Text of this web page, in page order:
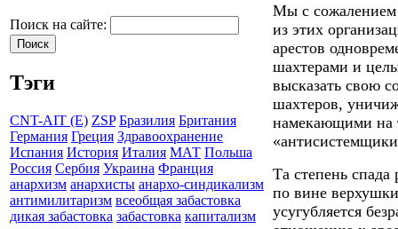
Поиск на сайте:
Тэги
CNT-AIT (E) ZSP Бразилия Британия
Германия Греция Здравоохранение
Испания История Италия МАТ Польша
Россия Сербия Украина Франция
анархизм анархисты анархо-синдикализм
антимилитаризм всеобщая забастовка
дикая забастовка забастовка капитализм
Мы с сожалением
из этих
арестов
шахтерами и
высказать свою
шахтеров,
намекающими на
Та степень
по вине
усугубляется